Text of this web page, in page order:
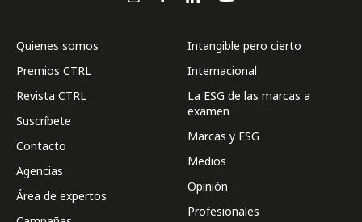
Quienes somos
Premios CTRL
Revista CTRL
Suscríbete
Contacto
Agencias
Área de expertos
Intangible pero cierto
Internacional
La ESG de las marcas a
examen
Marcas y ESG
Medios
Opinión
Profesionales